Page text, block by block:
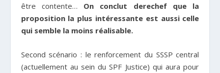
être contente… On conclut derechef que la
proposition la plus intéressante est aussi celle
qui semble la moins réalisable.
Second scénario : le renforcement du SSSP central
(actuellement au sein du SPF Justice) qui aura pour